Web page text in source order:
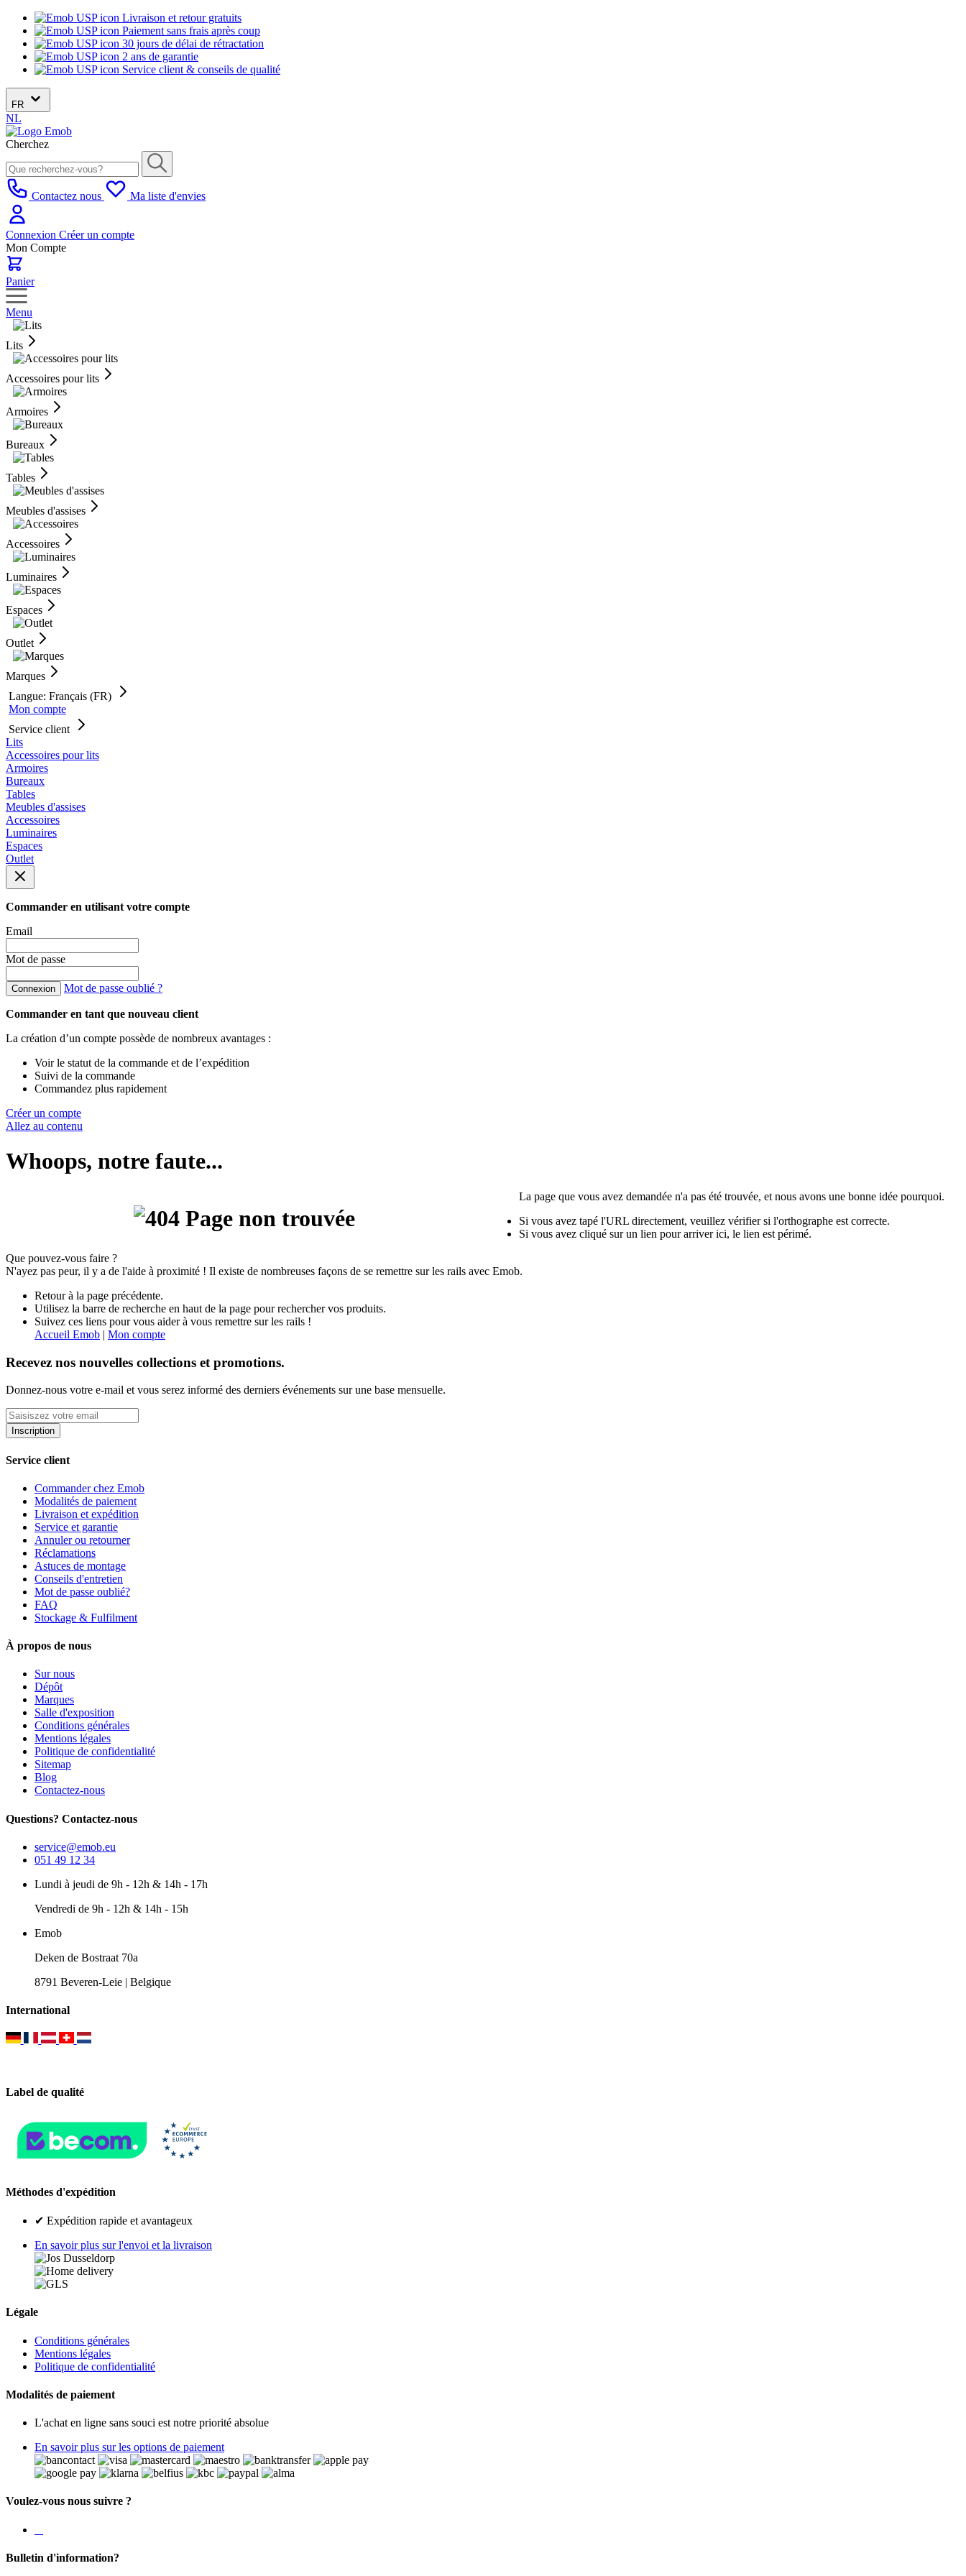
Livraison et retour gratuits
Paiement sans frais après coup
30 jours de délai de rétractation
2 ans de garantie
Service client & conseils de qualité
FR
NL
Cherchez
Contactez nous Ma liste d'envies
Connexion Créer un compte
Mon Compte
Panier
Menu
Lits
Accessoires pour lits
Armoires
Bureaux
Tables
Meubles d'assises
Accessoires
Luminaires
Espaces
Outlet
Marques
Langue: Français (FR)
Mon compte
Service client
Lits
Accessoires pour lits
Armoires
Bureaux
Tables
Meubles d'assises
Accessoires
Luminaires
Espaces
Outlet
Commander en utilisant votre compte
Email
Mot de passe
Connexion Mot de passe oublié ?
Commander en tant que nouveau client
La création d’un compte possède de nombreux avantages :
Voir le statut de la commande et de l’expédition
Suivi de la commande
Commandez plus rapidement
Créer un compte
Allez au contenu
Whoops, notre faute...
La page que vous avez demandée n'a pas été trouvée, et nous avons une bonne idée pourquoi.
Si vous avez tapé l'URL directement, veuillez vérifier si l'orthographe est correcte.
Si vous avez cliqué sur un lien pour arriver ici, le lien est périmé.
Que pouvez-vous faire ?
N'ayez pas peur, il y a de l'aide à proximité ! Il existe de nombreuses façons de se remettre sur les rails avec Emob.
Retour à la page précédente.
Utilisez la barre de recherche en haut de la page pour rechercher vos produits.
Suivez ces liens pour vous aider à vous remettre sur les rails !
Accueil Emob | Mon compte
Recevez nos nouvelles collections et promotions.
Donnez-nous votre e-mail et vous serez informé des derniers événements sur une base mensuelle.
Inscription
Service client
Commander chez Emob
Modalités de paiement
Livraison et expédition
Service et garantie
Annuler ou retourner
Réclamations
Astuces de montage
Conseils d'entretien
Mot de passe oublié?
FAQ
Stockage & Fulfilment
À propos de nous
Sur nous
Dépôt
Marques
Salle d'exposition
Conditions générales
Mentions légales
Politique de confidentialité
Sitemap
Blog
Contactez-nous
Questions? Contactez-nous
service@emob.eu
051 49 12 34
Lundi à jeudi de 9h - 12h & 14h - 17h
Vendredi de 9h - 12h & 14h - 15h
Emob
Deken de Bostraat 70a
8791 Beveren-Leie | Belgique
International
Label de qualité
Méthodes d'expédition
✔ Expédition rapide et avantageux
En savoir plus sur l'envoi et la livraison
Légale
Conditions générales
Mentions légales
Politique de confidentialité
Modalités de paiement
L'achat en ligne sans souci est notre priorité absolue
En savoir plus sur les options de paiement
Voulez-vous nous suivre ?
Bulletin d'information?